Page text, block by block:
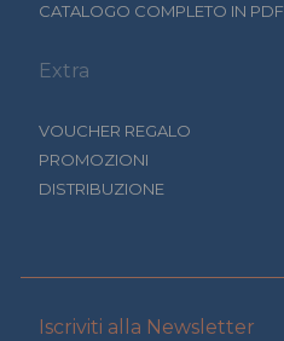
CATALOGO COMPLETO IN PDF
Extra
VOUCHER REGALO
PROMOZIONI
DISTRIBUZIONE
Iscriviti alla Newsletter